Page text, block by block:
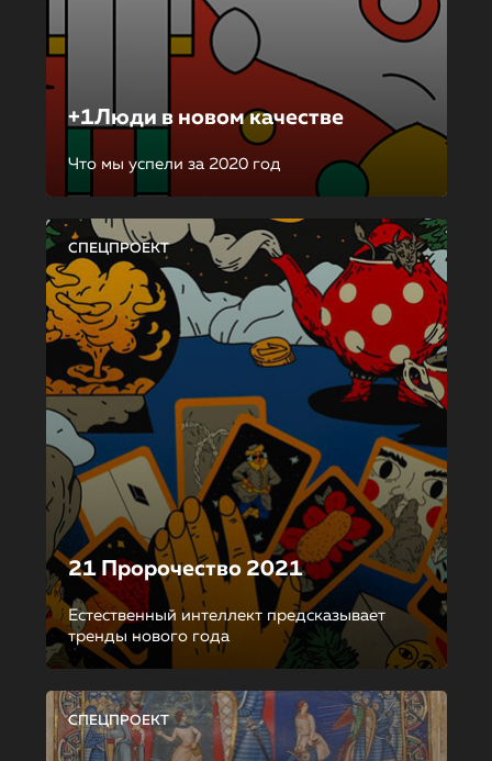
+1Люди в новом качестве
Что мы успели за 2020 год
СПЕЦПРОЕКТ
21 Пророчество 2021
Естественный интеллект предсказывает
тренды нового года
СПЕЦПРОЕКТ